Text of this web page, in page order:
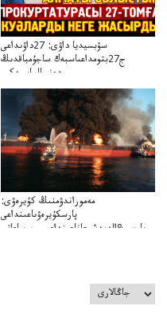
سۋبسيديا داۋى: 27داۋىداعى
ج27بتومداعىاسبەك ساجۇمباقدىڭ
دەنسالماسبەكىر
بەردىسادىربايدىڭدەنساۋلىعىسىربەردى
مەموراندۋمنىڭ كۇيرەۋى:
پارسكۇيرەۋىاعىنداعى
پارسى&الەمدشىعاناعىنداعىسىن ساعاتى